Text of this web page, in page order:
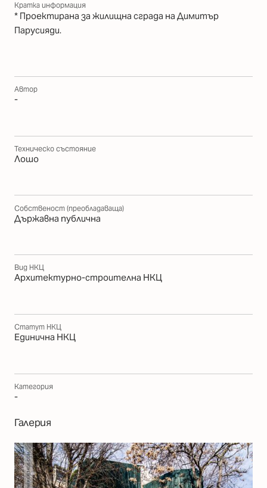
Кратка информация
* Проектирана за жилищна сграда на Димитър
Парусияди.
Автор
-
Техническо състояние
Лошо
Собственост (преобладаваща)
Държавна публична
Вид НКЦ
Архитектурно-строителна НКЦ
Статут НКЦ
Единична НКЦ
Категория
-
Галерия